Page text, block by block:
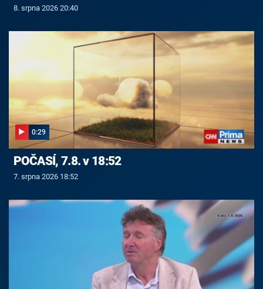
8. srpna 2026 20:40
0:29
POČASÍ, 7.8. v 18:52
7. srpna 2026 18:52